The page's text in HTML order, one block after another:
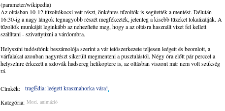
(parameter/wikipedia)
Az oltásban 10-12 tűzoltókocsi vett részt, önkéntes tűzoltók is segítették a mentést. Délután
16:30-ig a nagy lángok legnagyobb részét megfékezték, jelenleg a kisebb tűzeket lokalizálják. A
tűzoltók munkáját leginkább az nehezítette meg, hogy a az oltásra használt vizet fel kellett
szálíltani - szivattyúzni a várdombra.
Helyszíni tudósítónk beszámolója szerint a vár tetőszerkezete teljesen leégett és beomlott, a
várfalakat azonban nagyrészt sikerült megmenteni a pusztulástól. Négy óra előtt pár perccel a
helyszínre érkezett a szlovák hadsereg helikoptere is, az oltásban viszont már nem volt szükség
rá.
Címkék:
tragÉdia: leégett krasznahorka vára!
Kategória: Mozi, animáció